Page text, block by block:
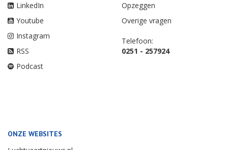
LinkedIn
Youtube
Instagram
RSS
Podcast
Opzeggen
Overige vragen
Telefoon:
0251 - 257924
ONZE WEBSITES